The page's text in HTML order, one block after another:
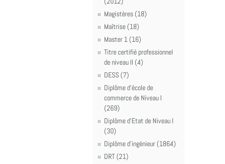
Magistères (18)
Maîtrise (18)
Master 1 (16)
Titre certifié professionnel
de niveau II (4)
DESS (7)
Diplôme d'école de
commerce de Niveau I
(269)
Diplôme d'Etat de Niveau I
(30)
Diplôme d'ingénieur (1864)
DRT (21)